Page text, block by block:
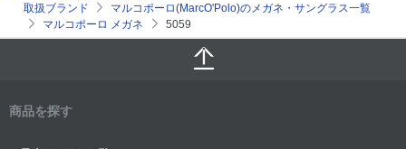
取扱ブランド
マルコポーロ(MarcO'Polo)のメガネ・サングラス一覧
マルコポーロ メガネ
5059
商品を探す